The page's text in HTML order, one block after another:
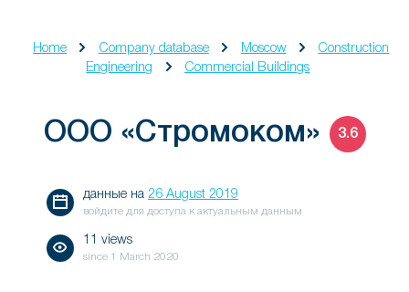
Home Company database Moscow
Construction
Engineering
Commercial Buildings
ООО «Стромоком» 3.6
данные на 26 August 2019
войдите для доступа к актуальным данным
11 views
since 1 March 2020